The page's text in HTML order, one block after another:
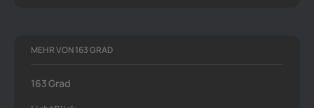
MEHR VON 163 GRAD
163 Grad